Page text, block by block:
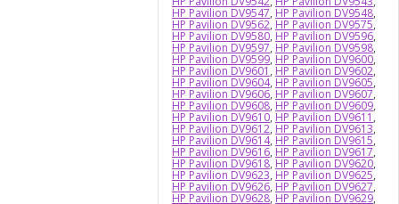
HP Pavilion DV9547, HP Pavilion DV9548,
HP Pavilion DV9562, HP Pavilion DV9575,
HP Pavilion DV9580, HP Pavilion DV9596,
HP Pavilion DV9597, HP Pavilion DV9598,
HP Pavilion DV9599, HP Pavilion DV9600,
HP Pavilion DV9601 , HP Pavilion DV9602,
HP Pavilion DV9604, HP Pavilion DV9605,
HP Pavilion DV9606, HP Pavilion DV9607,
HP Pavilion DV9608, HP Pavilion DV9609,
HP Pavilion DV9610, HP Pavilion DV9611 ,
HP Pavilion DV9612, HP Pavilion DV9613,
HP Pavilion DV9614, HP Pavilion DV9615,
HP Pavilion DV9616, HP Pavilion DV9617,
HP Pavilion DV9618, HP Pavilion DV9620,
HP Pavilion DV9623, HP Pavilion DV9625,
HP Pavilion DV9626, HP Pavilion DV9627,
HP Pavilion DV9628, HP Pavilion DV9629,